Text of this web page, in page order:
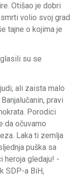
Otišao je dobri
volio svoj grad
tajne o kojima je
su se
ali zaista malo
pravi
Porodici
da očuvamo
Laka ti zemlja
puška sa
heroja gledaju! -
SDP-a BiH,